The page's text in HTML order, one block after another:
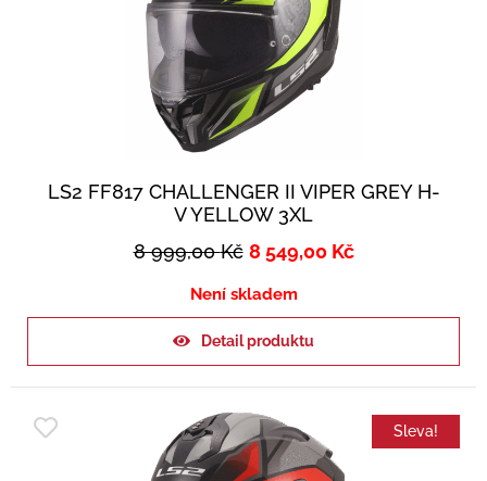
LS2 FF817 CHALLENGER II VIPER GREY H-
V YELLOW 3XL
8 999,00Kč 8 549,00 Kč
Není skladem
Detail produktu
Sleva!